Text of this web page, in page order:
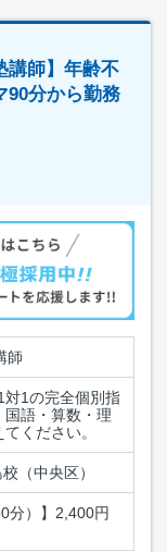
講師】年齢不
90分から勤務
師
対1の完全個別指
語・算数・理
ください。
（中央区）
分）】2,400円